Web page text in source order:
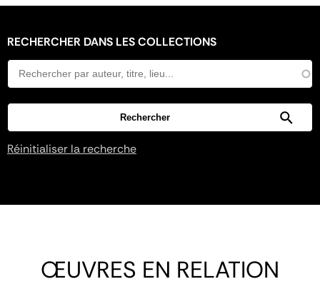
RECHERCHER DANS LES COLLECTIONS
Réinitialiser la recherche
ŒUVRES EN RELATION